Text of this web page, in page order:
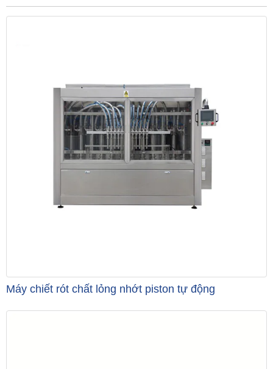
Máy chiết rót chất lỏng nhớt piston tự động